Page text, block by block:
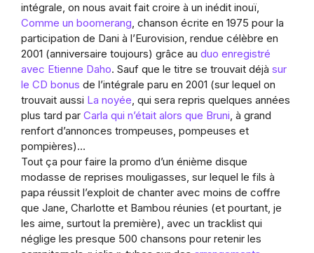
intégrale, on nous avait fait croire à un inédit inouï,
Comme un boomerang, chanson écrite en 1975 pour la
participation de Dani à l’Eurovision, rendue célèbre en
2001 (anniversaire toujours) grâce au duo enregistré
avec Etienne Daho. Sauf que le titre se trouvait déjà sur
le CD bonus de l’intégrale paru en 2001 (sur lequel on
trouvait aussi La noyée, qui sera repris quelques années
plus tard par Carla qui n’était alors que Bruni, à grand
renfort d’annonces trompeuses, pompeuses et
pompières)…
Tout ça pour faire la promo d’un énième disque
modasse de reprises mouligasses, sur lequel le fils à
papa réussit l’exploit de chanter avec moins de coffre
que Jane, Charlotte et Bambou réunies (et pourtant, je
les aime, surtout la première), avec un tracklist qui
néglige les presque 500 chansons pour retenir les